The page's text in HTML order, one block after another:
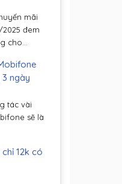
mãi
đem
cho...
ngày
tác vài
sẽ là
12k có